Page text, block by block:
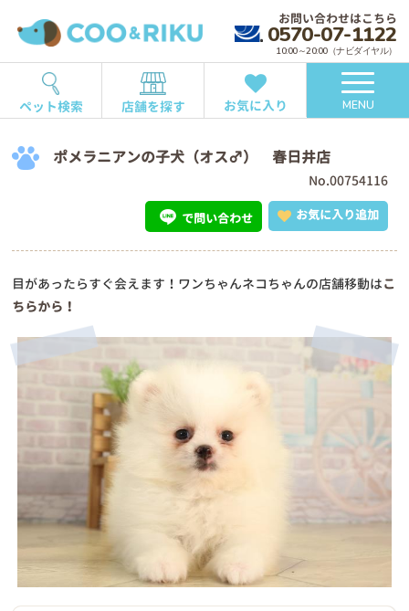
お問い合わせはこちら
0570-07-1122
10:00～20:00（ナビダイヤル）
ペット検索 店舗を探す お気に入り MENU
ポメラニアンの子犬（オス♂） 春日井店
No.00754116
お気に入り追加
で問い合わせ
目があったらすぐ会えます！ワンちゃんネコちゃんの店舗移動はこ
ちらから！